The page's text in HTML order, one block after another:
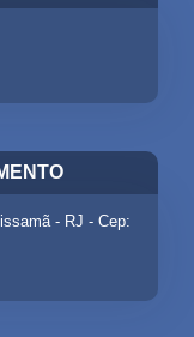
- RJ - Cep: